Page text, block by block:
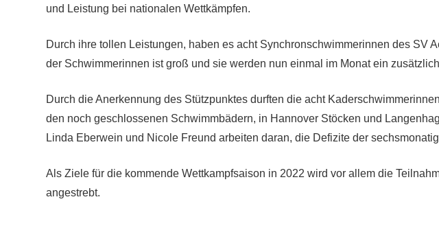
und Leistung bei nationalen Wettkämpfen.
Durch ihre tollen Leistungen, haben es acht Synchronschwimmerinnen des SV
der Schwimmerinnen ist groß und sie werden nun einmal im Monat ein
Durch die Anerkennung des Stützpunktes durften die acht
den noch geschlossenen Schwimmbädern, in Hannover Stöcken und
Linda Eberwein und Nicole Freund arbeiten daran, die Defizite der
Als Ziele für die kommende Wettkampfsaison in 2022 wird vor allem die
angestrebt.